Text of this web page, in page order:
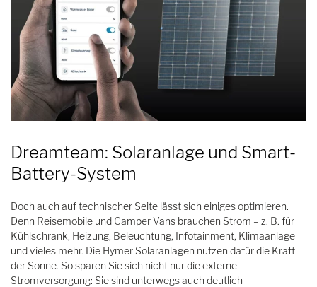
Dreamteam: Solaranlage und Smart-
Battery-System
Doch auch auf technischer Seite lässt sich einiges optimieren.
Denn Reisemobile und Camper Vans brauchen Strom – z. B. für
Kühlschrank, Heizung, Beleuchtung, Infotainment, Klimaanlage
und vieles mehr. Die Hymer Solaranlagen nutzen dafür die Kraft
der Sonne. So sparen Sie sich nicht nur die externe
Stromversorgung: Sie sind unterwegs auch deutlich